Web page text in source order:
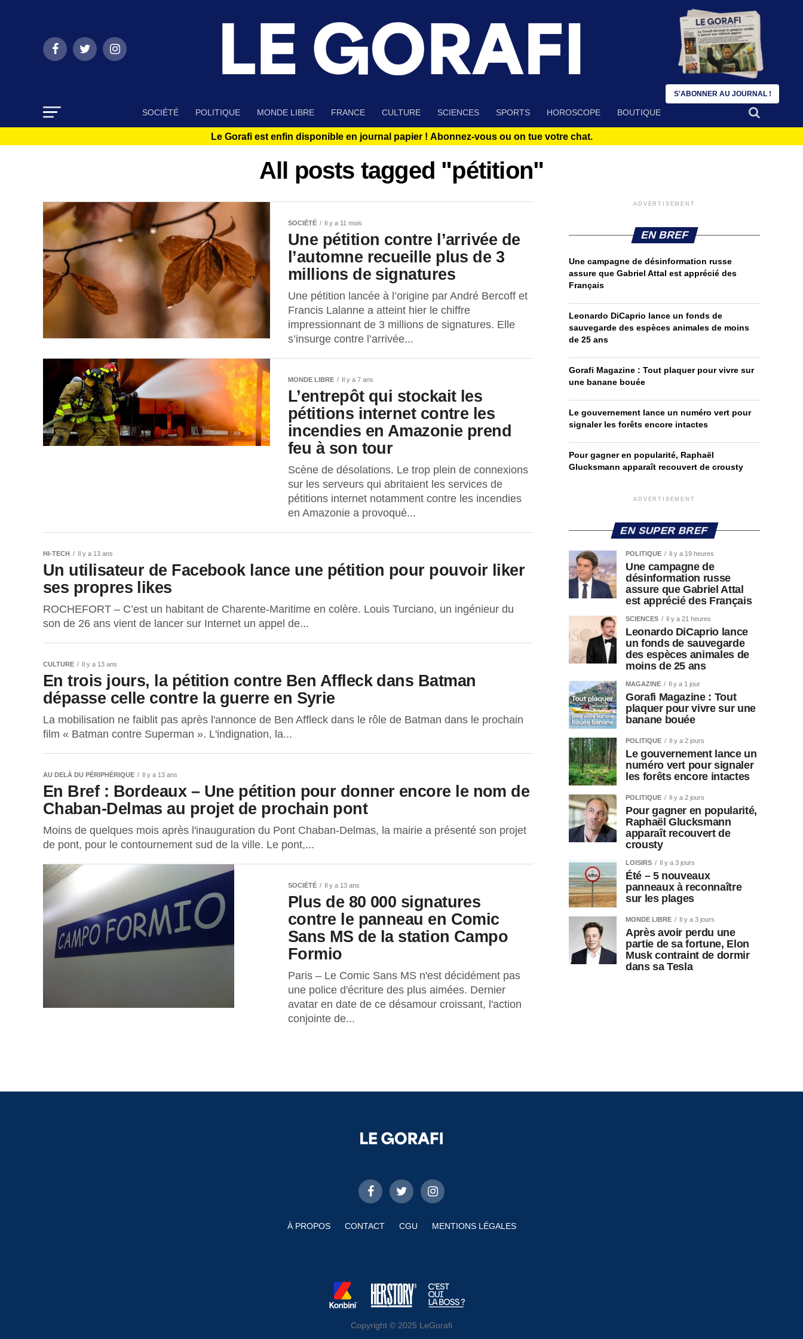
SOCIÉTÉ POLITIQUE MONDE LIBRE FRANCE CULTURE SCIENCES SPORTS HOROSCOPE BOUTIQUE
Le Gorafi est enfin disponible en journal papier ! Abonnez-vous ou on tue votre chat.
All posts tagged "pétition"
SOCIÉTÉ Il y a 11 mois
Une pétition contre l’arrivée de
l’automne recueille plus de 3
millions de signatures
Une pétition lancée à l’origine par André Bercoff et
Francis Lalanne a atteint hier le chiffre
impressionnant de 3 millions de signatures. Elle
s’insurge contre l’arrivée...
MONDE LIBRE Il y a 7 ans
L’entrepôt qui stockait les
pétitions internet contre les
incendies en Amazonie prend
feu à son tour
Scène de désolations. Le trop plein de connexions
sur les serveurs qui abritaient les services de
pétitions internet notamment contre les incendies
en Amazonie a provoqué...
HI-TECH Il y a 13 ans
Un utilisateur de Facebook lance une pétition pour pouvoir liker
ses propres likes
ROCHEFORT – C’est un habitant de Charente-Maritime en colère. Louis Turciano, un ingénieur du
son de 26 ans vient de lancer sur Internet un appel de...
CULTURE Il y a 13 ans
En trois jours, la pétition contre Ben Affleck dans Batman
dépasse celle contre la guerre en Syrie
La mobilisation ne faiblit pas après l'annonce de Ben Affleck dans le rôle de Batman dans le prochain
film « Batman contre Superman ». L'indignation, la...
AU DELÀ DU PÉRIPHÉRIQUE Il y a 13 ans
En Bref : Bordeaux – Une pétition pour donner encore le nom de
Chaban-Delmas au projet de prochain pont
Moins de quelques mois après l'inauguration du Pont Chaban-Delmas, la mairie a présenté son projet
de pont, pour le contournement sud de la ville. Le pont,...
SOCIÉTÉ Il y a 13 ans
Plus de 80 000 signatures
contre le panneau en Comic
Sans MS de la station Campo
Formio
Paris – Le Comic Sans MS n'est décidément pas
une police d'écriture des plus aimées. Dernier
avatar en date de ce désamour croissant, l'action
conjointe de...
ADVERTISEMENT
EN BREF
Une campagne de désinformation russe
assure que Gabriel Attal est apprécié des
Français
Leonardo DiCaprio lance un fonds de
sauvegarde des espèces animales de moins
de 25 ans
Gorafi Magazine : Tout plaquer pour vivre sur
une banane bouée
Le gouvernement lance un numéro vert pour
signaler les forêts encore intactes
Pour gagner en popularité, Raphaël
Glucksmann apparaît recouvert de crousty
ADVERTISEMENT
EN SUPER BREF
POLITIQUE Il y a 19 heures
Une campagne de
désinformation russe
assure que Gabriel Attal
est apprécié des Français
SCIENCES Il y a 21 heures
Leonardo DiCaprio lance
un fonds de sauvegarde
des espèces animales de
moins de 25 ans
MAGAZINE Il y a 1 jour
Gorafi Magazine : Tout
plaquer pour vivre sur une
banane bouée
POLITIQUE Il y a 2 jours
Le gouvernement lance un
numéro vert pour signaler
les forêts encore intactes
POLITIQUE Il y a 2 jours
Pour gagner en popularité,
Raphaël Glucksmann
apparaît recouvert de
crousty
LOISIRS Il y a 3 jours
Été – 5 nouveaux
panneaux à reconnaître
sur les plages
MONDE LIBRE Il y a 3 jours
Après avoir perdu une
partie de sa fortune, Elon
Musk contraint de dormir
dans sa Tesla
À PROPOS CONTACT CGU MENTIONS LÉGALES
Copyright © 2025 LeGorafi
S'ABONNER AU JOURNAL !